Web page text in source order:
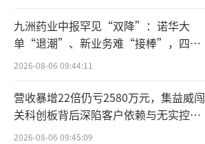
九洲药业中报罕见“双降”：诺华大
单“退潮”、新业务难“接棒”，四大
难关待闯
2026-08-06 09:44:11
营收暴增22倍仍亏2580万元，集益威闯
关科创板背后深陷客户依赖与无实控人
困局
2026-08-06 09:45:09